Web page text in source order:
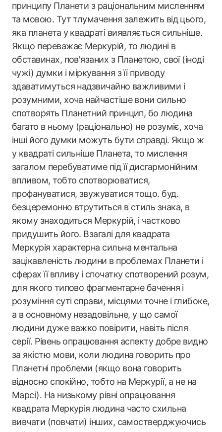
принципу Планети з раціональним мисленням
та мовою. Тут тлумачення залежить від цього,
яка планета у квадраті виявляється сильніше.
Якщо переважає Меркурій, то людині в
обставинах, пов'язаних з Планетою, свої (іноді
чужі) думки і міркування з її приводу
здаватимуться надзвичайно важливими і
розумними, хоча найчастіше вони сильно
спотворять Планетний принцип, бо людина
багато в ньому (раціонально) не розуміє, хоча
інші його думки можуть бути справді. Якщо ж
у квадраті сильніше Планета, то мислення
загалом перебуватиме під її дисгармонійним
впливом, тобто спотворюватися,
профануватися, звужуватися тощо. буд.
безцеремонно втрутиться в стиль знака, в
якому знаходиться Меркурій, і частково
придушить його. Взагалі для квадрата
Меркурія характерна сильна ментальна
зацікавленість людини в проблемах Планети і
сферах її впливу і спочатку спотворений розум,
для якого типово фрагментарне бачення і
розуміння суті справи, місцями точне і глибоке,
а в основному незадовільне, у що самої
людини дуже важко повірити, навіть після
серії. Рівень опрацювання аспекту добре видно
за якістю мови, коли людина говорить про
Планетні проблеми (якщо вона говорить
відносно спокійно, тобто на Меркурії, а не на
Марсі). На низькому рівні опрацювання
квадрата Меркурія людина часто схильна
вивчати (повчати) інших, самостверджуючись